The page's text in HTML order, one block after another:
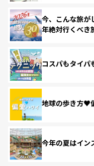
今、こんな旅が
年絶対行くべき
コスパもタイパ
地球の歩き方♥
今年の夏はイン